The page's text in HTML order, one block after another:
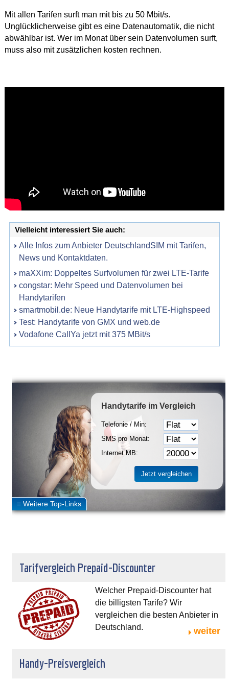
Mit allen Tarifen surft man mit bis zu 50 Mbit/s.
Unglücklicherweise gibt es eine Datenautomatik, die nicht
abwählbar ist. Wer im Monat über sein Datenvolumen surft,
muss also mit zusätzlichen kosten rechnen.
Vielleicht interessiert Sie auch:
Alle Infos zum Anbieter DeutschlandSIM mit Tarifen,
News und Kontaktdaten.
maXXim: Doppeltes Surfvolumen für zwei LTE-Tarife
congstar: Mehr Speed und Datenvolumen bei
Handytarifen
smartmobil.de: Neue Handytarife mit LTE-Highspeed
Test: Handytarife von GMX und web.de
Vodafone CallYa jetzt mit 375 MBit/s
Handytarife im Vergleich
Telefonie / Min:
SMS pro Monat:
Internet MB:
Tarifvergleich Prepaid-Discounter
Welcher Prepaid-Discounter hat
die billigsten Tarife? Wir
vergleichen die besten Anbieter in
Deutschland.
weiter
Handy-Preisvergleich